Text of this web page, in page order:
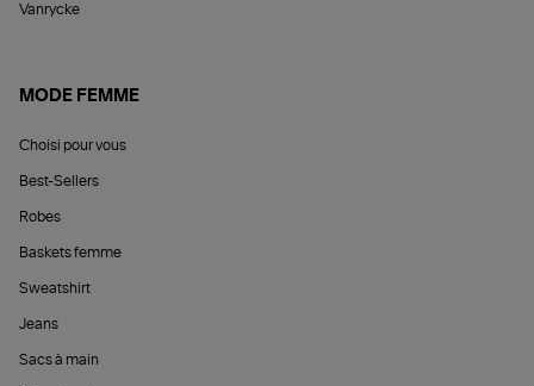
Vanrycke
MODE FEMME
Choisi pour vous
Best-Sellers
Robes
Baskets femme
Sweatshirt
Jeans
Sacs à main